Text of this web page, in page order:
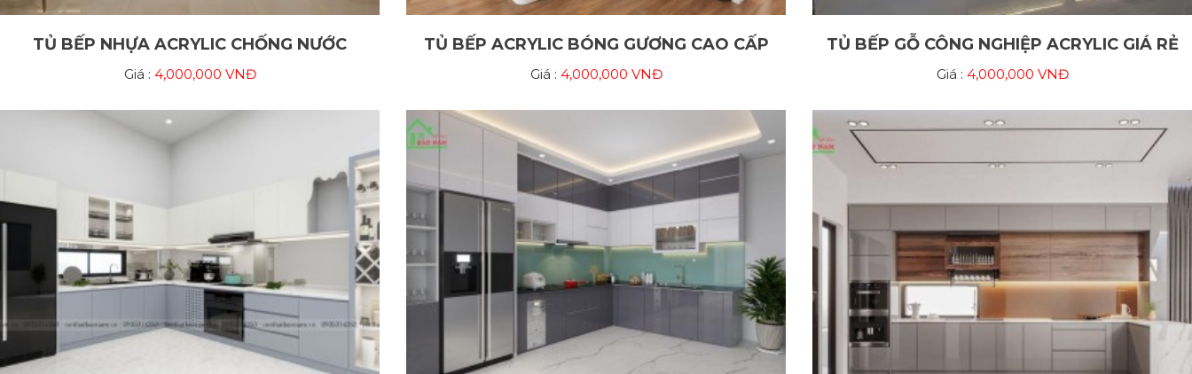
TỦ BẾP NHỰA ACRYLIC CHỐNG NƯỚC
Giá : 4,000,000 VNĐ
TỦ BẾP ACRYLIC BÓNG GƯƠNG CAO CẤP
Giá : 4,000,000 VNĐ
TỦ BẾP GỖ CÔNG NGHIỆP ACRYLIC GIÁ RẺ
Giá : 4,000,000 VNĐ